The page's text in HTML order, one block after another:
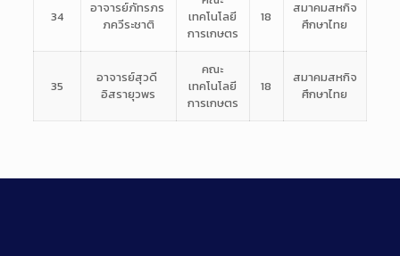
34
อาจารย์ภัทรภร
ภควีระชาติ
เทคโนโลยี
การเกษตร
18
สมาคมสหกิจ
ศึกษาไทย
35
อาจารย์สุวดี
อิสรายุวพร
คณะ
เทคโนโลยี
การเกษตร
18
สมาคมสหกิจ
ศึกษาไทย